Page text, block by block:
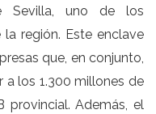
Sevilla, uno de los
región. Este enclave
que, en conjunto,
a los 1.300 millones de
provincial. Además, el